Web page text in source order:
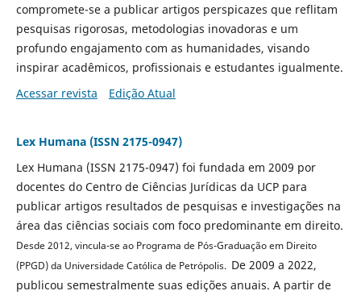
compromete-se a publicar artigos perspicazes que reflitam
pesquisas rigorosas, metodologias inovadoras e um
profundo engajamento com as humanidades, visando
inspirar acadêmicos, profissionais e estudantes igualmente.
Acessar revista
Edição Atual
Lex Humana (ISSN 2175-0947)
Lex Humana (ISSN 2175-0947) foi fundada em 2009 por
docentes do Centro de Ciências Jurídicas da UCP para
publicar artigos resultados de pesquisas e investigações na
área das ciências sociais com foco predominante em direito.
Desde 2012, vincula-se ao Programa de Pós-Graduação em Direito
(PPGD) da Universidade Católica de Petrópolis. De 2009 a 2022,
publicou semestralmente suas edições anuais. A partir de